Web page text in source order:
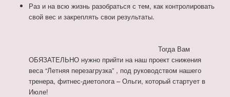
Раз и на всю жизнь разобраться с тем, как контролировать
свой вес и закреплять свои результаты.
Тогда Вам
ОБЯЗАТЕЛЬНО нужно прийти на наш проект снижения
веса “Летняя перезагрузка” , под руководством нашего
тренера, фитнес-диетолога – Ольги, который стартует в
Июле!